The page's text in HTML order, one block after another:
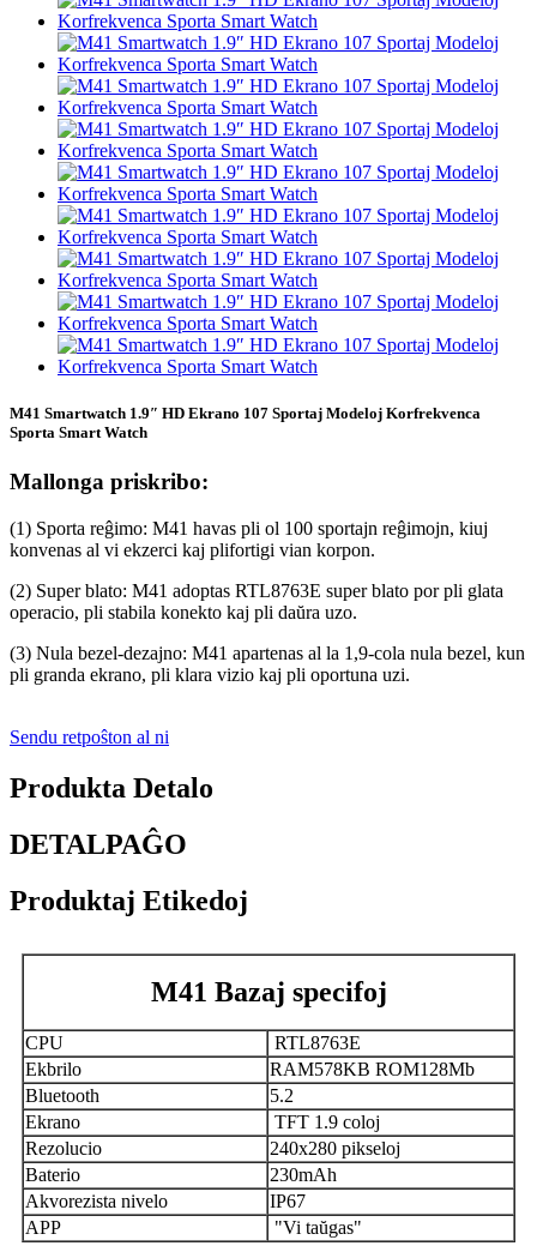
M41 Smartwatch 1.9″ HD Ekrano 107 Sportaj Modeloj Korfrekvenca
Sporta Smart Watch
Mallonga priskribo:
(1) Sporta reĝimo: M41 havas pli ol 100 sportajn reĝimojn, kiuj
konvenas al vi ekzerci kaj plifortigi vian korpon.
(2) Super blato: M41 adoptas RTL8763E super blato por pli glata
operacio, pli stabila konekto kaj pli daŭra uzo.
(3) Nula bezel-dezajno: M41 apartenas al la 1,9-cola nula bezel, kun
pli granda ekrano, pli klara vizio kaj pli oportuna uzi.
Sendu retpoŝton al ni
Produkta Detalo
DETALPAĜO
Produktaj Etikedoj
M41 Bazaj specifoj
CPU
RTL8763E
Ekbrilo
RAM578KB ROM128Mb
Bluetooth
5.2
Ekrano
TFT 1.9 coloj
Rezolucio
240x280 pikseloj
Baterio
230mAh
Akvorezista nivelo
IP67
APP
"Vi taŭgas"